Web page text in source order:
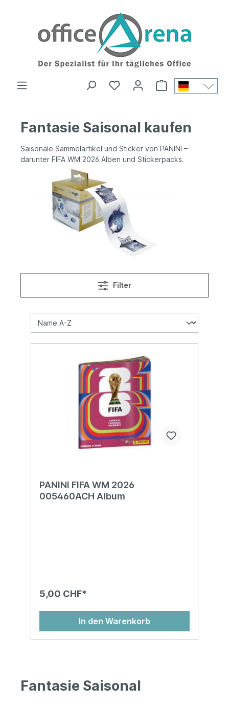
Fantasie Saisonal kaufen
Saisonale Sammelartikel und Sticker von PANINI –
darunter FIFA WM 2026 Alben und Stickerpacks.
Filter
PANINI FIFA WM 2026
005460ACH Album
5,00 CHF*
In den Warenkorb
Fantasie Saisonal